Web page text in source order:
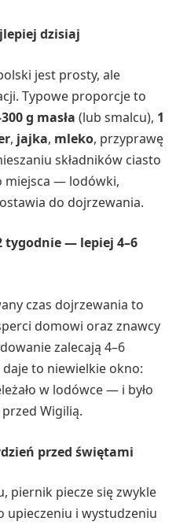
dzisiaj
jest prosty, ale
Typowe proporcje to
g masła (lub smalcu), 1
, jajka, mleko, przyprawę
składników ciasto
miejsca — lodówki,
do dojrzewania.
tygodnie — lepiej 4–6
czas dojrzewania to
domowi oraz znawcy
zalecają 4–6
to niewielkie okno:
w lodówce — i było
Wigilią.
przed świętami
piernik piecze się zwykle
upieczeniu i wystudzeniu